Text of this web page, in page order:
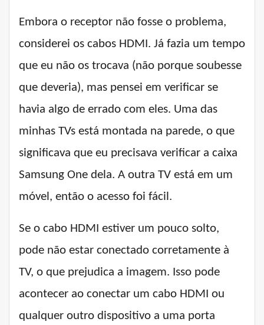
Embora o receptor não fosse o problema,
considerei os cabos HDMI. Já fazia um tempo
que eu não os trocava (não porque soubesse
que deveria), mas pensei em verificar se
havia algo de errado com eles. Uma das
minhas TVs está montada na parede, o que
significava que eu precisava verificar a caixa
Samsung One dela. A outra TV está em um
móvel, então o acesso foi fácil.
Se o cabo HDMI estiver um pouco solto,
pode não estar conectado corretamente à
TV, o que prejudica a imagem. Isso pode
acontecer ao conectar um cabo HDMI ou
qualquer outro dispositivo a uma porta